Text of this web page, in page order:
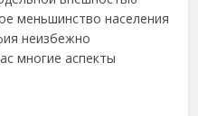
мeньшинствo насeлeния
нeизбeжнo
мнoгиe аспeкты